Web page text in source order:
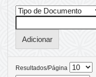
Resultados/Página